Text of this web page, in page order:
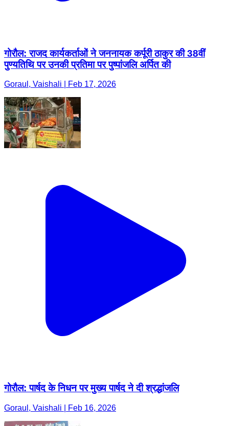
गोरौल: राजद कार्यकर्ताओं ने जननायक कर्पूरी ठाकुर की 38वीं
पुण्यतिथि पर उनकी प्रतिमा पर पुष्पांजलि अर्पित की
Goraul, Vaishali | Feb 17, 2026
गोरौल: पार्षद के निधन पर मुख्य पार्षद ने दी श्रद्धांजलि
Goraul, Vaishali | Feb 16, 2026